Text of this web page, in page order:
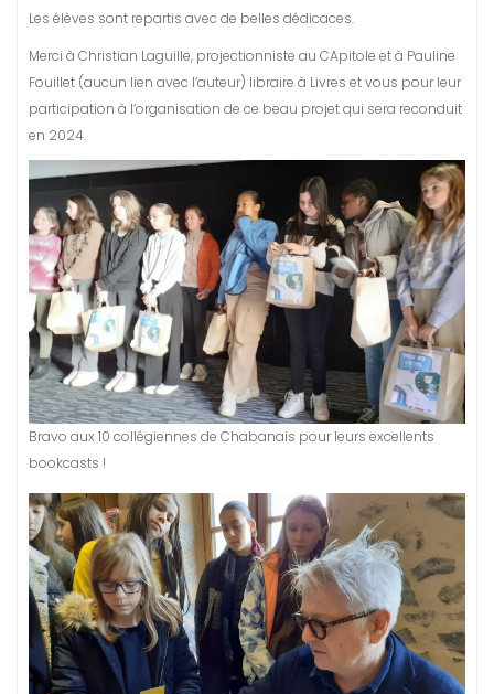
Les élèves sont repartis avec de belles dédicaces.
Merci à Christian Laguille, projectionniste au CApitole et à Pauline
Fouillet (aucun lien avec l’auteur) libraire à Livres et vous pour leur
participation à l’organisation de ce beau projet qui sera reconduit
en 2024.
Bravo aux 10 collégiennes de Chabanais pour leurs excellents
bookcasts !